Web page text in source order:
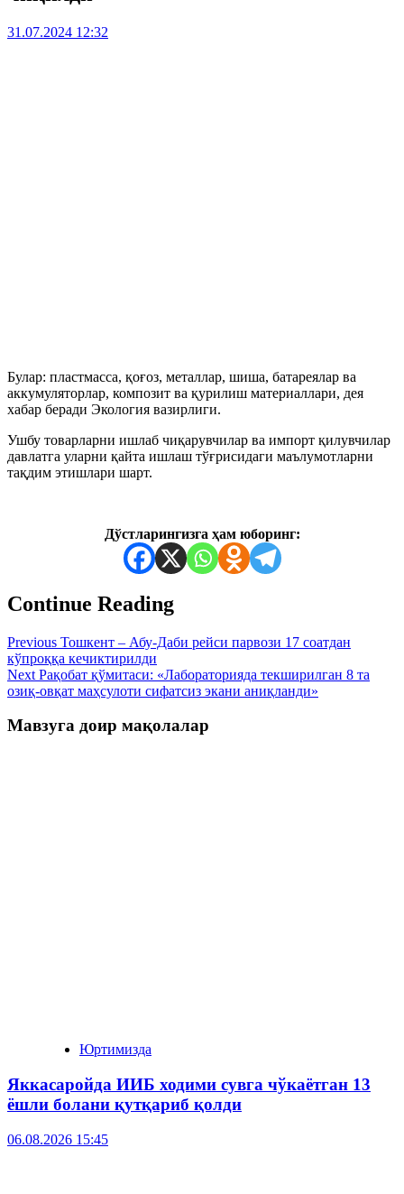
31.07.2024 12:32
Булар: пластмасса, қоғоз, металлар, шиша, батареялар ва
аккумуляторлар, композит ва қурилиш материаллари, дея
хабар беради Экология вазирлиги.
Ушбу товарларни ишлаб чиқарувчилар ва импорт қилувчилар
давлатга уларни қайта ишлаш тўғрисидаги маълумотларни
тақдим этишлари шарт.
Дўстларингизга ҳам юборинг:
Continue Reading
Previous Тошкент – Абу-Даби рейси парвози 17 соатдан
кўпроққа кечиктирилди
Next Рақобат қўмитаси: «Лабораторияда текширилган 8 та
озиқ-овқат маҳсулоти сифатсиз экани аниқланди»
Мавзуга доир мақолалар
Юртимизда
Яккасаройда ИИБ ходими сувга чўкаётган 13
ёшли болани қутқариб қолди
06.08.2026 15:45